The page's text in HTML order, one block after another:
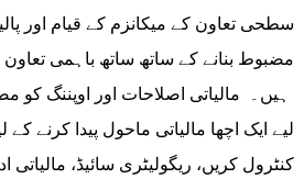
سطحی تعاون کے میکانزم کے قیام اور
مضبوط بنانے کے ساتھ ساتھ باہمی
ہیں۔ مالیاتی اصلاحات اور اوپننگ کو
لیے ایک اچھا مالیاتی ماحول پیدا کرنے
کنٹرول کریں، ریگولیٹری سائیڈ، مالیاتی